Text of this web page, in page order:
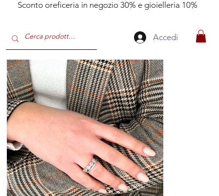
Sconto oreficeria in negozio 30% e gioielleria 10%
Accedi